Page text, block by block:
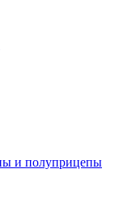
и полуприцепы